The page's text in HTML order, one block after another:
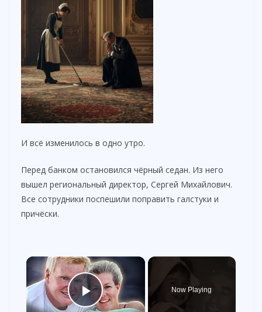
И всё изменилось в одно утро.
Перед банком остановился чёрный седан. Из него
вышел региональный директор, Сергей Михайлович.
Все сотрудники поспешили поправить галстуки и
причёски.
×
Play Video
Now Playing